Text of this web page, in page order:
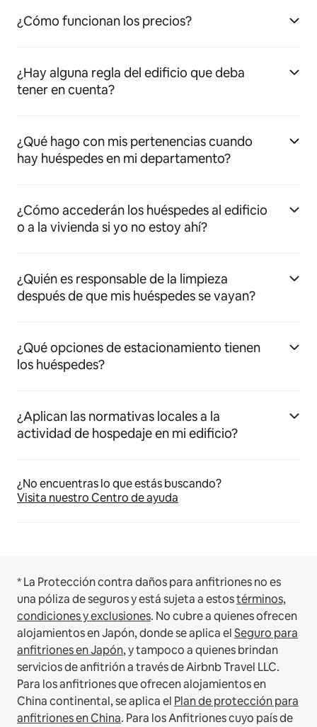
¿Cómo funcionan los precios?
¿Hay alguna regla del edificio que deba
tener en cuenta?
¿Qué hago con mis pertenencias cuando
hay huéspedes en mi departamento?
¿Cómo accederán los huéspedes al edificio
o a la vivienda si yo no estoy ahí?
¿Quién es responsable de la limpieza
después de que mis huéspedes se vayan?
¿Qué opciones de estacionamiento tienen
los huéspedes?
¿Aplican las normativas locales a la
actividad de hospedaje en mi edificio?
¿No encuentras lo que estás buscando?
Visita nuestro Centro de ayuda
* La Protección contra daños para anfitriones no es
una póliza de seguros y está sujeta a estostérminos,
condiciones y exclusiones. No cubre a quienes ofrecen
alojamientos en Japón, donde se aplica elSeguro para
anfitriones en Japón, y tampoco a quienes brindan
servicios de anfitrión a través de Airbnb Travel LLC.
Para los anfitriones que ofrecen alojamientos en
China continental, se aplica el Plan de protección para
anfitriones en China. Para los Anfitriones cuyo país de